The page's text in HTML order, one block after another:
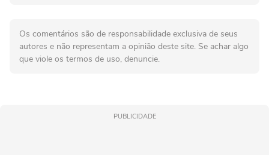
Os comentários são de responsabilidade exclusiva de seus
autores e não representam a opinião deste site. Se achar algo
que viole os termos de uso, denuncie.
PUBLICIDADE